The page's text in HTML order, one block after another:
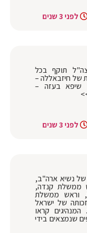
לפני 3 שנים
ברזל, היום ה-17: צה"ל תוקף בכל
של חיזבאללה –
שיפא בעזה –
לפני 3 שנים
נשיא ארה"ב,
ממשלת קנדה,
וראש ממשלת
של ישראל
קראו
שנמצאים בידי